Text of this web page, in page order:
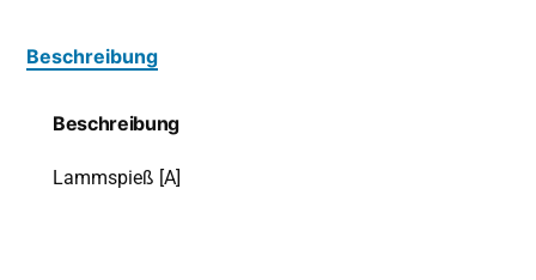
Beschreibung
Beschreibung
Lammspieß [A]